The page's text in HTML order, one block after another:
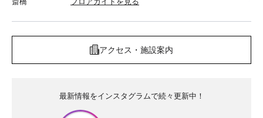
アクセス・施設案内
最新情報をインスタグラムで続々更新中！